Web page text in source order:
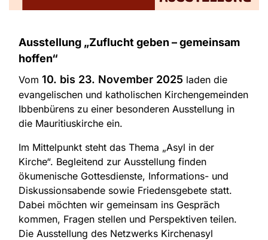
Ausstellung „Zuflucht geben – gemeinsam
hoffen“
Vom 10. bis 23. November 2025 laden die
evangelischen und katholischen Kirchengemeinden
Ibbenbürens zu einer besonderen Ausstellung in
die Mauritiuskirche ein.
Im Mittelpunkt steht das Thema „Asyl in der
Kirche“. Begleitend zur Ausstellung finden
ökumenische Gottesdienste, Informations- und
Diskussionsabende sowie Friedensgebete statt.
Dabei möchten wir gemeinsam ins Gespräch
kommen, Fragen stellen und Perspektiven teilen.
Die Ausstellung des Netzwerks Kirchenasyl